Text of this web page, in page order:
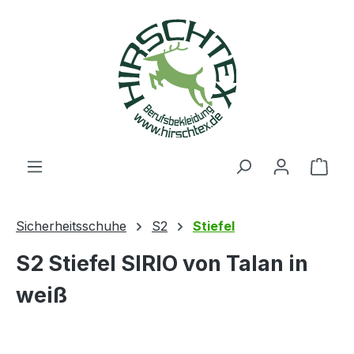
Sicherheitsschuhe S2 Stiefel
S2 Stiefel SIRIO von Talan in
weiß